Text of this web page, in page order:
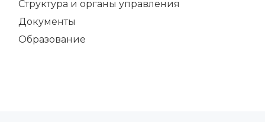
Структура и органы управления
Документы
Образование